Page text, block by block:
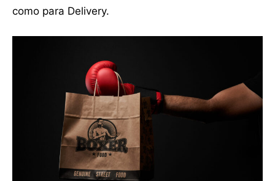
como para Delivery.